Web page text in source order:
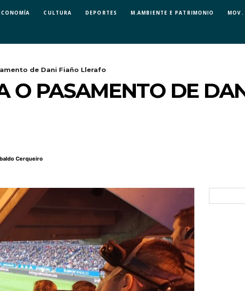
CULTURA DEPORTES M.AMBIENTE E PATRIMONIO MOV.
de Dani Fiaño Llerafo
O PASAMENTO DE
Cerqueiro